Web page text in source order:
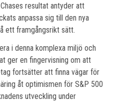
resultat antyder att
anpassa sig till den nya
ett framgångsrikt sätt.
i denna komplexa miljö och
ger en fingervisning om att
fortsätter att finna vägar för
åt optimismen för S&P 500
utveckling under